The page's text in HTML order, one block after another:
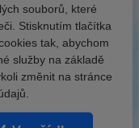
souborů, které
Stisknutím tlačítka
tak, abychom
služby na základě
změnit na stránce